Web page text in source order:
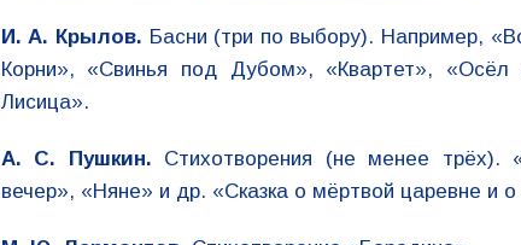
И. А. Крылов. Басни (три по выбору). Например,
Корни», «Свинья под Дубом», «Квартет»,
Лисица».
А. С. Пушкин. Стихотворения (не менее трёх).
вечер», «Няне» и др. «Сказка о мёртвой царевне и